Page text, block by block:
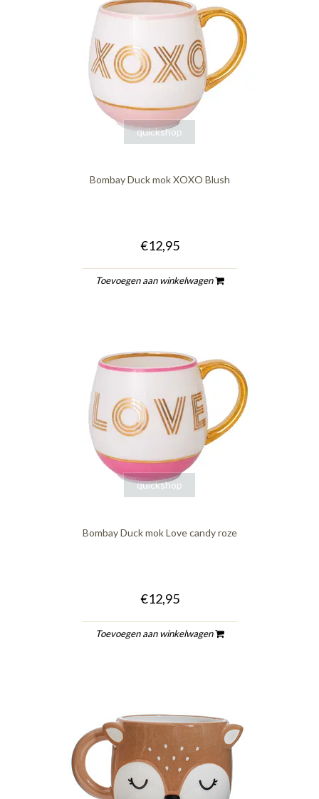
quickshop
Bombay Duck mok XOXO Blush
€12,95
Toevoegen aan winkelwagen
quickshop
Bombay Duck mok Love candy roze
€12,95
Toevoegen aan winkelwagen